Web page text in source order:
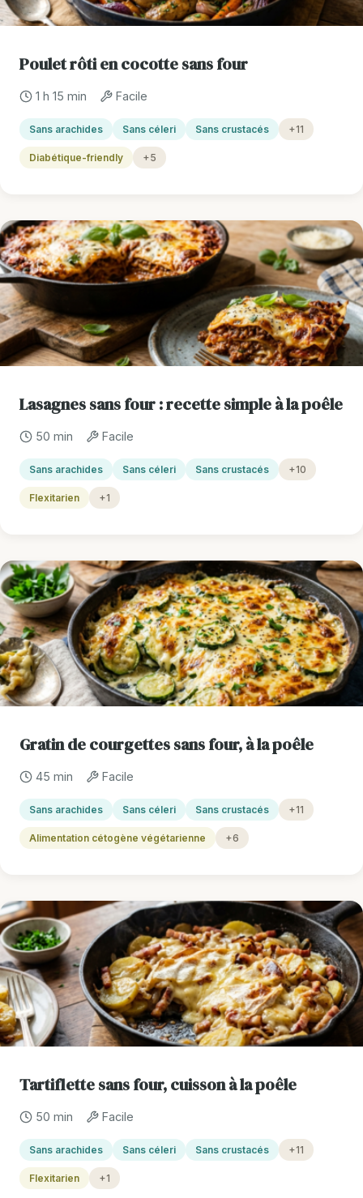
Poulet rôti en cocotte sans four
1 h 15 min Facile
Sans arachides Sans céleri Sans crustacés +11
Diabétique-friendly +5
Lasagnes sans four : recette simple à la poêle
50 min Facile
Sans arachides Sans céleri Sans crustacés +10
Flexitarien +1
Gratin de courgettes sans four, à la poêle
45 min Facile
Sans arachides Sans céleri Sans crustacés +11
Alimentation cétogène végétarienne +6
Tartiflette sans four, cuisson à la poêle
50 min Facile
Sans arachides Sans céleri Sans crustacés +11
Flexitarien +1